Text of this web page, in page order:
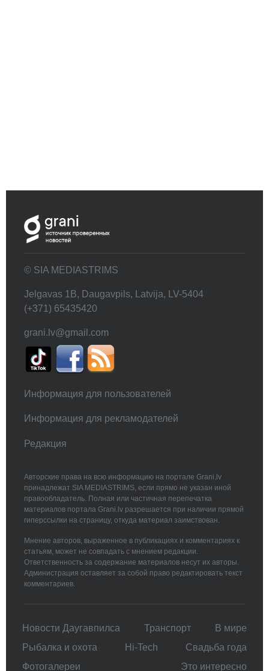
© SIA MEDIASTRIMS
Jelgavas 1B, Daugavpils, Latvija, LV-5404
(+371) 65435420
grani.lv@gmail.com
Информация для пользователей
Информация для рекламодателей
Редакция
Авторские права на всю информацию на портале Grani.lv
принадлежат SIA MEDIASTRIMS, если прямо не указан иной
правообладатель. Полная или частичная перепечатка
материалов портала Grani.lv разрешается при наличии прямой
гиперссылки на страницу, откуда материал заимствован.
Мнение авторов, выраженное в публикациях и комментариях к
статьям, может не совпадать с мнением редакции.
Ответственность за содержание материалов несут их авторы.
Администрация оставляет за собой право редактировать текст
комментариев.
Новости Даугавпилса Транспорт
В мире
Рыбалка и охота
Hi-Tech
Свадьбa года
Фотогалереи
Это интересно